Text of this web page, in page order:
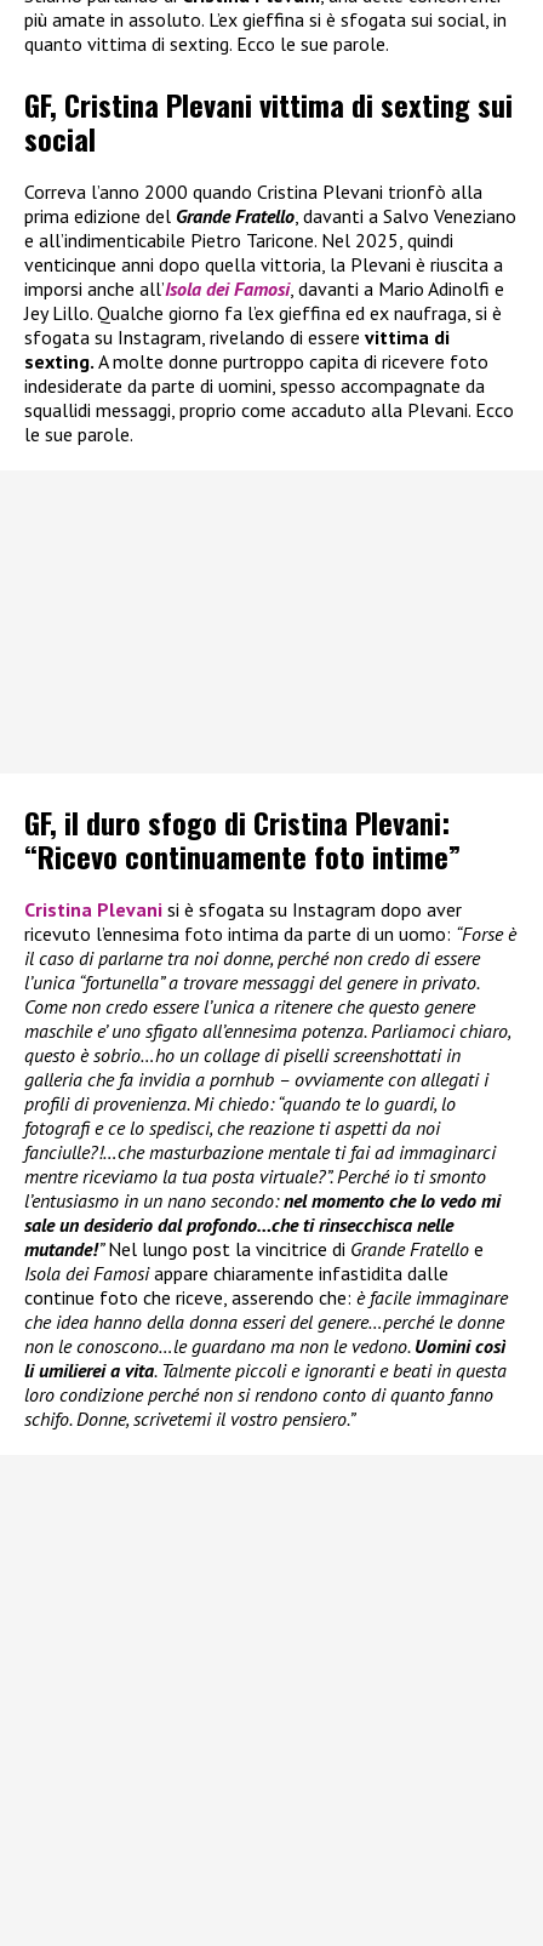
più amate in assoluto. L’ex gieffina si è sfogata sui social, in
quanto vittima di sexting. Ecco le sue parole.
GF, Cristina Plevani vittima di sexting sui
social
Correva l’anno 2000 quando Cristina Plevani trionfò alla
prima edizione del Grande Fratello , davanti a Salvo Veneziano
e all’indimenticabile Pietro Taricone. Nel 2025, quindi
venticinque anni dopo quella vittoria, la Plevani è riuscita a
imporsi anche all’Isola dei Famosi, davanti a Mario Adinolfi e
Jey Lillo. Qualche giorno fa l’ex gieffina ed ex naufraga, si è
sfogata su Instagram, rivelando di essere vittima di
sexting. A molte donne purtroppo capita di ricevere foto
indesiderate da parte di uomini, spesso accompagnate da
squallidi messaggi, proprio come accaduto alla Plevani. Ecco
le sue parole.
GF, il duro sfogo di Cristina Plevani:
“Ricevo continuamente foto intime”
Cristina Plevani si è sfogata su Instagram dopo aver
ricevuto l’ennesima foto intima da parte di un uomo: “Forse è
il caso di parlarne tra noi donne, perché non credo di essere
l’unica “fortunella” a trovare messaggi del genere in privato.
Come non credo essere l’unica a ritenere che questo genere
maschile e’ uno sfigato all’ennesima potenza. Parliamoci chiaro,
questo è sobrio…ho un collage di piselli screenshottati in
galleria che fa invidia a pornhub – ovviamente con allegati i
profili di provenienza. Mi chiedo: “quando te lo guardi, lo
fotografi e ce lo spedisci, che reazione ti aspetti da noi
fanciulle?!…che masturbazione mentale ti fai ad immaginarci
mentre riceviamo la tua posta virtuale?”. Perché io ti smonto
l’entusiasmo in un nano secondo:nel momento che lo vedo mi
sale un desiderio dal profondo…che ti rinsecchisca nelle
mutande!”Nel lungo post la vincitrice di Grande Fratello e
Isola dei Famosiappare chiaramente infastidita dalle
continue foto che riceve, asserendo che: è facile immaginare
che idea hanno della donna esseri del genere…perché le donne
non le conoscono…le guardano ma non le vedono. Uomini così
li umilierei a vita. Talmente piccoli e ignoranti e beati in questa
loro condizione perché non si rendono conto di quanto fanno
schifo. Donne, scrivetemi il vostro pensiero.”